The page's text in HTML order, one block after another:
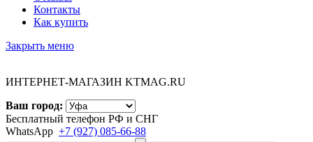
Контакты
Как купить
Закрыть меню
ИНТЕРНЕТ-МАГАЗИН KTMAG.RU
Ваш город:
Бесплатный телефон РФ и СНГ
WhatsApp +7 (927) 085-66-88